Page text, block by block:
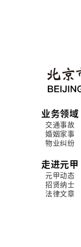
业务领域
交通事故
婚姻家事
物业纠纷
走进元甲
元甲动态
招贤纳士
法律文章